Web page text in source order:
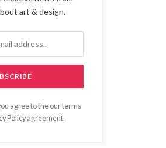
art & design.
agree to the our terms
Policy agreement.